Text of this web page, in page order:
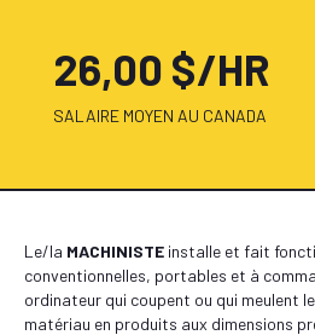
26,00 $/HR
SALAIRE MOYEN AU CANADA
Le/la MACHINISTE installe et fait
conventionnelles, portables et à
ordinateur qui coupent ou qui meulent
matériau en produits aux dimensions